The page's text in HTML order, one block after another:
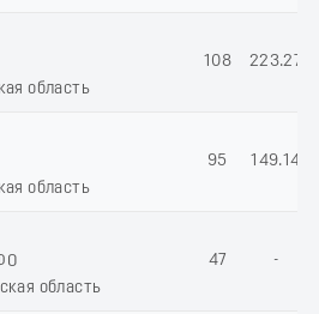
область
108 223.27
область
95 149.14
область
47 -